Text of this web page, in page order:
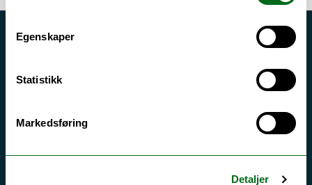
Egenskaper
Statistikk
Markedsføring
Detaljer
Akutt hjelp
Personvern ved UiT